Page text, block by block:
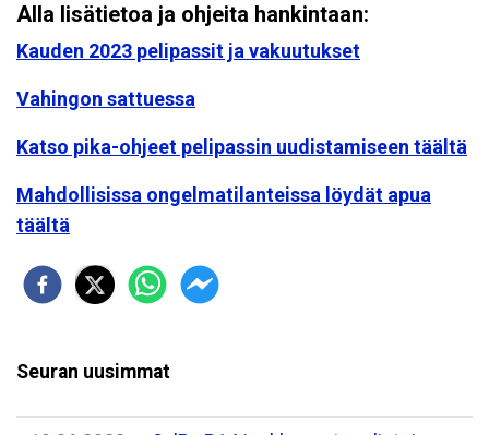
Alla lisätietoa ja ohjeita hankintaan:
Kauden 2023 pelipassit ja vakuutukset
Vahingon sattuessa
Katso pika-ohjeet pelipassin uudistamiseen täältä
Mahdollisissa ongelmatilanteissa löydät apua
täältä
Seuran uusimmat